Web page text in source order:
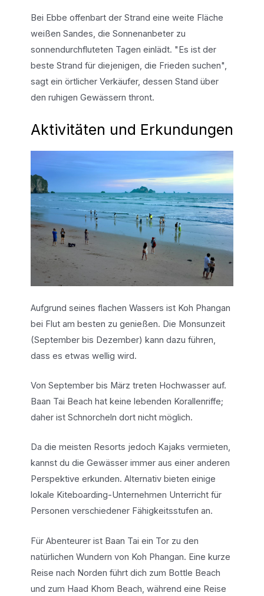
Bei Ebbe offenbart der Strand eine weite Fläche
weißen Sandes, die Sonnenanbeter zu
sonnendurchfluteten Tagen einlädt. "Es ist der
beste Strand für diejenigen, die Frieden suchen",
sagt ein örtlicher Verkäufer, dessen Stand über
den ruhigen Gewässern thront.
Aktivitäten und Erkundungen
Aufgrund seines flachen Wassers ist Koh Phangan
bei Flut am besten zu genießen. Die Monsunzeit
(September bis Dezember) kann dazu führen,
dass es etwas wellig wird.
Von September bis März treten Hochwasser auf.
Baan Tai Beach hat keine lebenden Korallenriffe;
daher ist Schnorcheln dort nicht möglich.
Da die meisten Resorts jedoch Kajaks vermieten,
kannst du die Gewässer immer aus einer anderen
Perspektive erkunden. Alternativ bieten einige
lokale Kiteboarding-Unternehmen Unterricht für
Personen verschiedener Fähigkeitsstufen an.
Für Abenteurer ist Baan Tai ein Tor zu den
natürlichen Wundern von Koh Phangan. Eine kurze
Reise nach Norden führt dich zum Bottle Beach
und zum Haad Khom Beach, während eine Reise